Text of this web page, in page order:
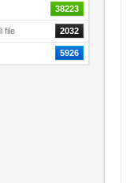
38223
file 2032
5926